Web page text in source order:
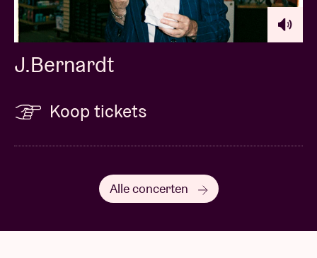
J.Bernardt
Koop tickets
Alle concerten